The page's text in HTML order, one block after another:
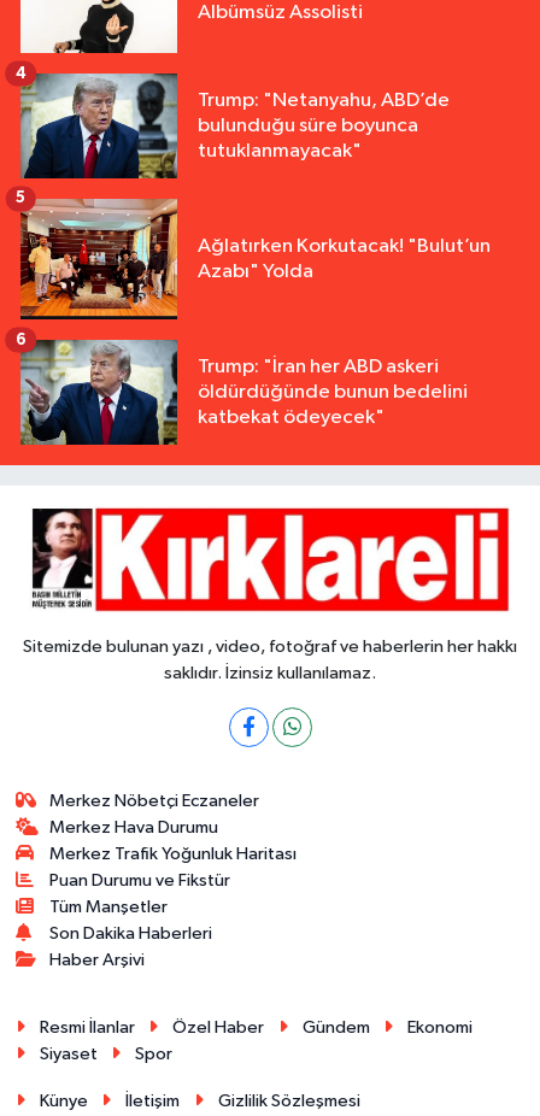
Albümsüz Assolisti
Trump: "Netanyahu, ABD’de
bulunduğu süre boyunca
tutuklanmayacak"
4
Ağlatırken Korkutacak! "Bulut’un
Azabı" Yolda
5
Trump: "İran her ABD askeri
öldürdüğünde bunun bedelini
katbekat ödeyecek"
6
Sitemizde bulunan yazı , video, fotoğraf ve haberlerin her hakkı
saklıdır. İzinsiz kullanılamaz.
Merkez Nöbetçi Eczaneler
Merkez Hava Durumu
Merkez Trafik Yoğunluk Haritası
Puan Durumu ve Fikstür
Tüm Manşetler
Son Dakika Haberleri
Haber Arşivi
Resmi İlanlar Özel Haber Gündem
Ekonomi
Siyaset
Spor
Künye İletişim Gizlilik Sözleşmesi